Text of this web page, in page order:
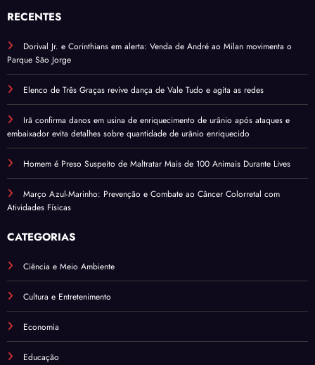
RECENTES
Dorival Jr. e Corinthians em alerta: Venda de André ao Milan movimenta o
Parque São Jorge
Elenco de Três Graças revive dança de Vale Tudo e agita as redes
Irã confirma danos em usina de enriquecimento de urânio após ataques e
embaixador evita detalhes sobre quantidade de urânio enriquecido
Homem é Preso Suspeito de Maltratar Mais de 100 Animais Durante Lives
Março Azul-Marinho: Prevenção e Combate ao Câncer Colorretal com
Atividades Físicas
CATEGORIAS
Ciência e Meio Ambiente
Cultura e Entretenimento
Economia
Educação